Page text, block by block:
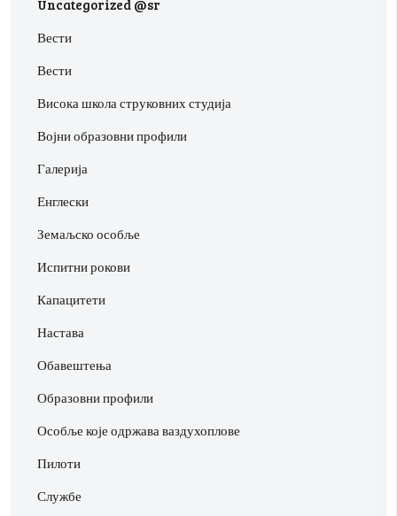
Uncategorized @sr
Вести
Вести
Висока школа струковних студија
Војни образовни профили
Галерија
Енглески
Земаљско особље
Испитни рокови
Капацитети
Настава
Обавештења
Образовни профили
Особље које одржава ваздухоплове
Пилоти
Службе